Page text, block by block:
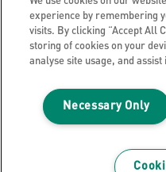
Kundenservice
Hinweise zum
Garantiebedingungen
Sitemap
©2026 ACCO Brands
experience by remembering
visits. By clicking “Accept All
storing of cookies on your
analyse site usage, and
Necessary Only